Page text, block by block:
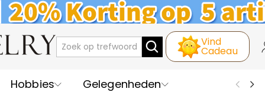
Vind
Cadeau
Hobbies
Gelegenheden